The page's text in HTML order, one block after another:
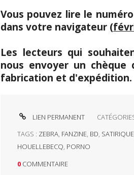
Vous pouvez lire le
dans votre navigateur (
Les lecteurs qui
nous envoyer un
fabrication et d'expédition.
LIEN PERMANENT
TAGS : ZEBRA, FANZINE, BD, SATIRIQUE
HOUELLEBECQ, PORNO
0 COMMENTAIRE